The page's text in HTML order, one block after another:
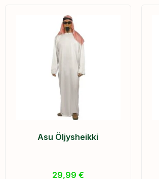
Asu Öljysheikki
29,99 €